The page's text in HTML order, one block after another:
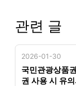
관련 글
2026-01-30
국민관광상품
권 사용 시 유